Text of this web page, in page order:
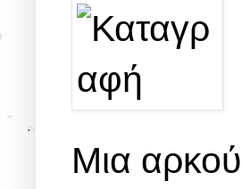
Μια